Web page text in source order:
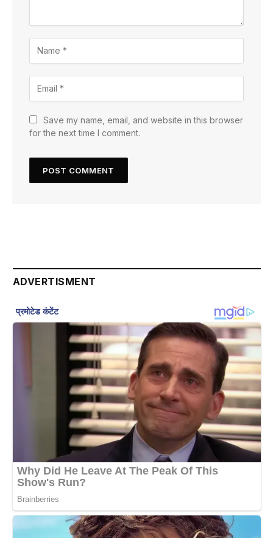
Save my name, email, and website in this browser
for the next time I comment.
ADVERTISMENT